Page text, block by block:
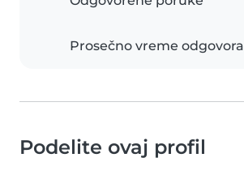
Prosečno vreme odgovora
Podelite ovaj profil